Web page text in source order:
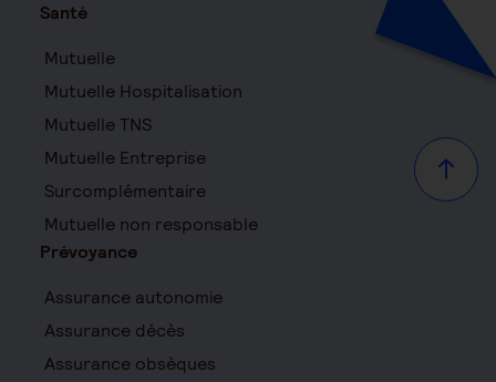
Haut
Santé
Mutuelle
Mutuelle Hospitalisation
Mutuelle TNS
Mutuelle Entreprise
Surcomplémentaire
Mutuelle non responsable
Prévoyance
Assurance autonomie
Assurance décès
Assurance obsèques